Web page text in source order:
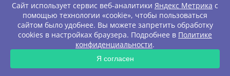
Долина гейзеров
Долина гейзеров - одно из крупнейших скоплений гейзеров в
мире, и единственное в Евразии. Находится на территории
Кроноцкого госуд …
Сайт использует сервис веб-аналитики Яндекс Метрика с
помощью технологии «cookie», чтобы пользоваться
сайтом было удобнее. Вы можете запретить обработку
cookies в настройках браузера. Подробнее в Политике
конфиденциальности.
Я согласен
ЗАПРОС